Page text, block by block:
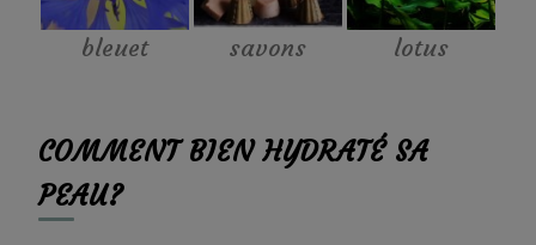
bleuet savons lotus
COMMENT BIEN HYDRATÉ SA
PEAU?